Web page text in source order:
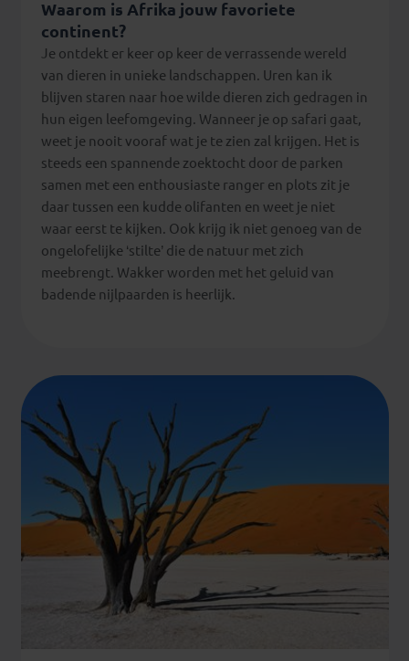
Waarom is Afrika jouw favoriete
continent?
Je ontdekt er keer op keer de verrassende wereld
van dieren in unieke landschappen. Uren kan ik
blijven staren naar hoe wilde dieren zich gedragen in
hun eigen leefomgeving. Wanneer je op safari gaat,
weet je nooit vooraf wat je te zien zal krijgen. Het is
steeds een spannende zoektocht door de parken
samen met een enthousiaste ranger en plots zit je
daar tussen een kudde olifanten en weet je niet
waar eerst te kijken. Ook krijg ik niet genoeg van de
ongelofelijke ‘stilte’ die de natuur met zich
meebrengt. Wakker worden met het geluid van
badende nijlpaarden is heerlijk.